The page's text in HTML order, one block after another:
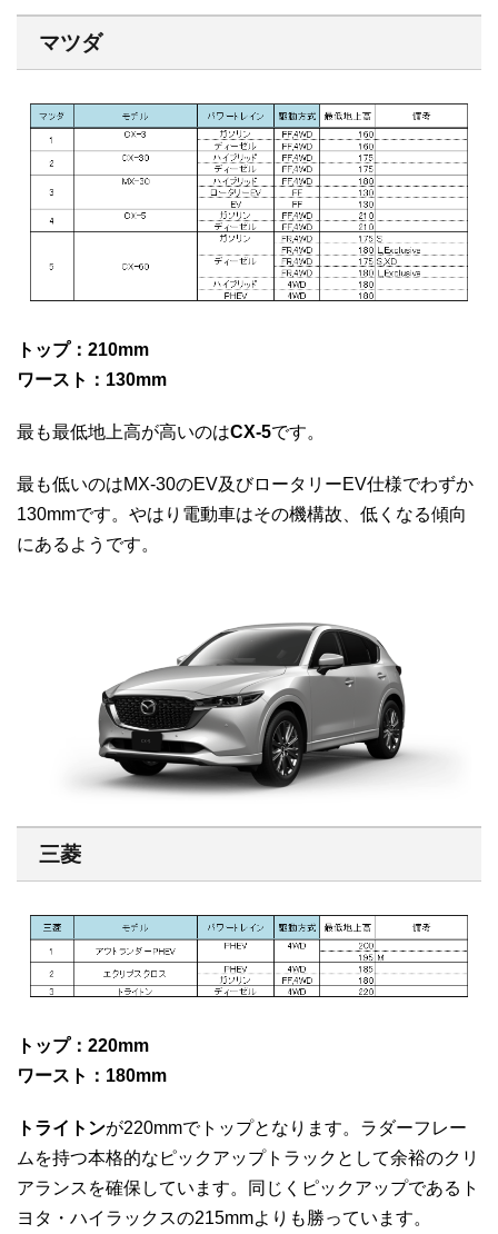
マツダ
トップ：210mm
ワースト：130mm
最も最低地上高が高いのはCX-5です。
最も低いのはMX-30のEV及びロータリーEV仕様でわずか
130mmです。やはり電動車はその機構故、低くなる傾向
にあるようです。
三菱
トップ：220mm
ワースト：180mm
トライトンが220mmでトップとなります。ラダーフレー
ムを持つ本格的なピックアップトラックとして余裕のクリ
アランスを確保しています。同じくピックアップであるト
ヨタ・ハイラックスの215mmよりも勝っています。